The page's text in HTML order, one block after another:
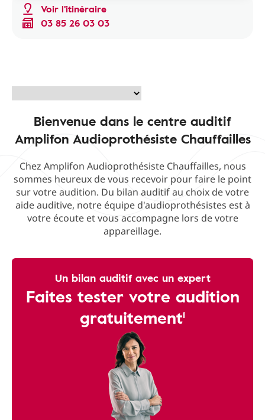
Voir l'itinéraire
03 85 26 03 03
Bienvenue dans le centre auditif
Amplifon Audioprothésiste Chauffailles
Chez Amplifon Audioprothésiste Chauffailles, nous
sommes heureux de vous recevoir pour faire le point
sur votre audition. Du bilan auditif au choix de votre
aide auditive, notre équipe d'audioprothésistes est à
votre écoute et vous accompagne lors de votre
appareillage.
Un bilan auditif avec un expert
Faites tester votre audition
gratuitement¹